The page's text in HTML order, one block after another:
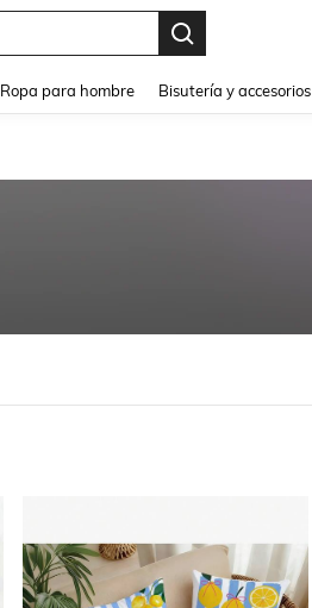
Ropa para hombre Bisutería y accesorios